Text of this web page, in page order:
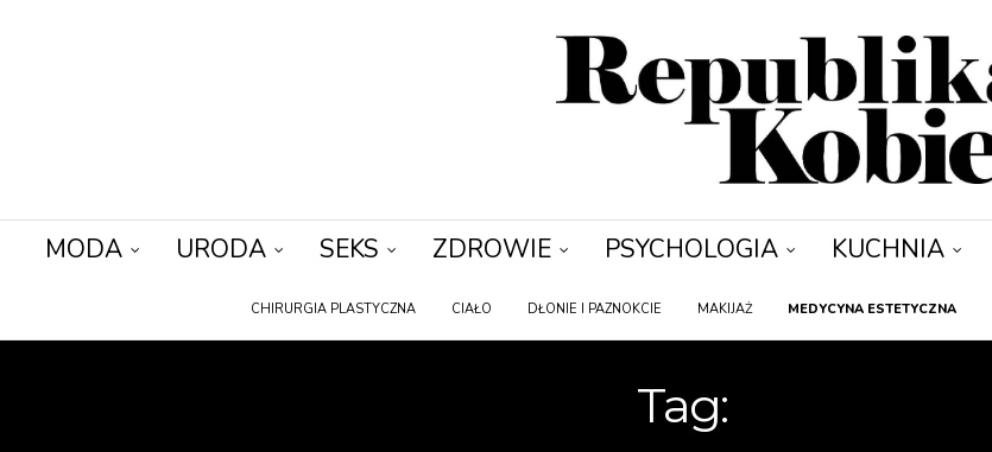
MODA URODA SEKS ZDROWIE PSYCHOLOGIA KUCHNIA
CHIRURGIA PLASTYCZNA CIAŁO DŁONIE I PAZNOKCIE MAKIJAŻ MEDYCYNA ESTETYCZNA
Tag: